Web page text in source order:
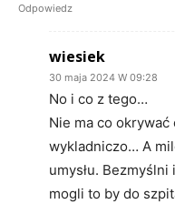
Odpowiedz
wiesiek
30 maja 2024 W 09:28
No i co z tego…
Nie ma co
wykladniczo… A
umysłu.
mogli to by do